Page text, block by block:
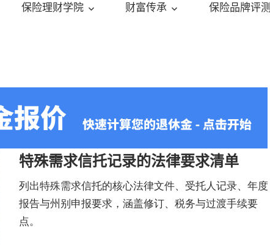
保险理财学院 财富传承 保险品牌评测
特殊需求信托记录的法律要求清单
列出特殊需求信托的核心法律文件、受托人记录、年度
报告与州别申报要求，涵盖修订、税务与过渡手续要
点。